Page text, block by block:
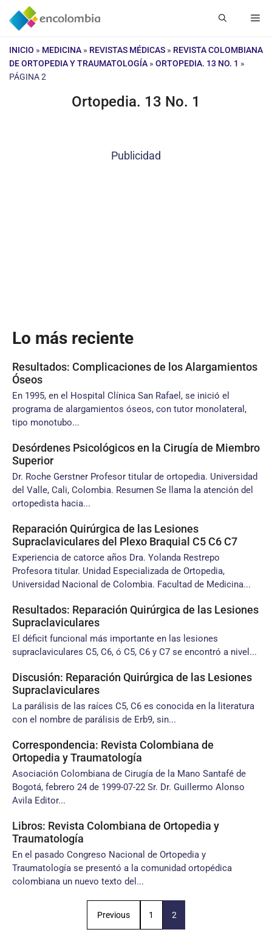
Saltar
INICIO » MEDICINA » REVISTAS MÉDICAS » REVISTA COLOMBIANA
DE ORTOPEDIA Y TRAUMATOLOGÍA » ORTOPEDIA. 13 NO. 1 »
PÁGINA 2
Ortopedia. 13 No. 1
Publicidad
Lo más reciente
Resultados: Complicaciones de los Alargamientos
Óseos
En 1995, en el Hospital Clínica San Rafael, se inició el
programa de alargamientos óseos, con tutor monolateral,
tipo monotubo...
Desórdenes Psicológicos en la Cirugía de Miembro
Superior
Dr. Roche Gerstner Profesor titular de ortopedia. Universidad
del Valle, Cali, Colombia. Resumen Se llama la atención del
ortopedista hacia...
Reparación Quirúrgica de las Lesiones
Supraclaviculares del Plexo Braquial C5 C6 C7
Experiencia de catorce años Dra. Yolanda Restrepo
Profesora titular. Unidad Especializada de Ortopedia,
Universidad Nacional de Colombia. Facultad de Medicina...
Resultados: Reparación Quirúrgica de las Lesiones
Supraclaviculares
El déficit funcional más importante en las lesiones
supraclaviculares C5, C6, ó C5, C6 y C7 se encontró a nivel...
Discusión: Reparación Quirúrgica de las Lesiones
Supraclaviculares
La parálisis de las raíces C5, C6 es conocida en la literatura
con el nombre de parálisis de Erb9, sin...
Correspondencia: Revista Colombiana de
Ortopedia y Traumatología
Asociación Colombiana de Cirugía de la Mano Santafé de
Bogotá, febrero 24 de 1999-07-22 Sr. Dr. Guillermo Alonso
Avila Editor...
Libros: Revista Colombiana de Ortopedia y
Traumatología
En el pasado Congreso Nacional de Ortopedia y
Traumatología se presentó a la comunidad ortopédica
colombiana un nuevo texto del...
Previous 1 2